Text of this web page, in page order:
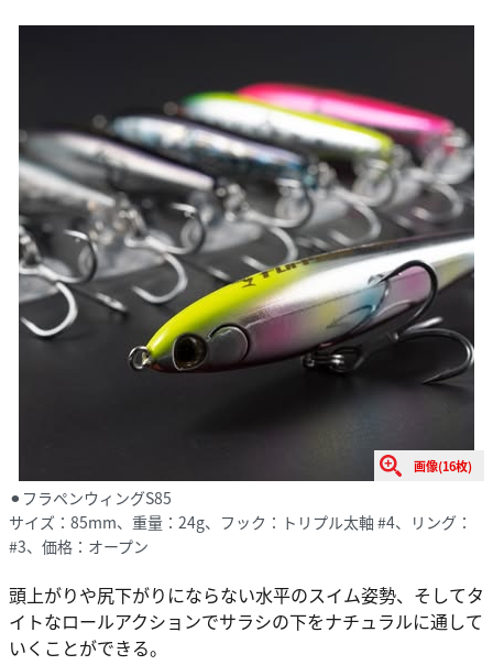
画像(16枚)
⚫︎フラペンウィングS85
サイズ：85mm、重量：24g、フック：トリプル太軸 #4、リング：
#3、価格：オープン
頭上がりや尻下がりにならない水平のスイム姿勢、そしてタ
イトなロールアクションでサラシの下をナチュラルに通して
いくことができる。